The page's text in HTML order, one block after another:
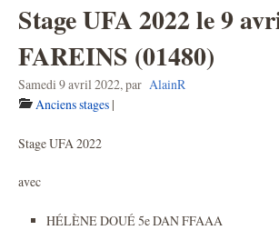
Stage UFA 2022 le 9
FAREINS (01480)
Samedi 9 avril 2022,par AlainR
Anciens stages |
Stage UFA 2022
avec
HÉLÈNE DOUÉ 5e DAN FFAAA